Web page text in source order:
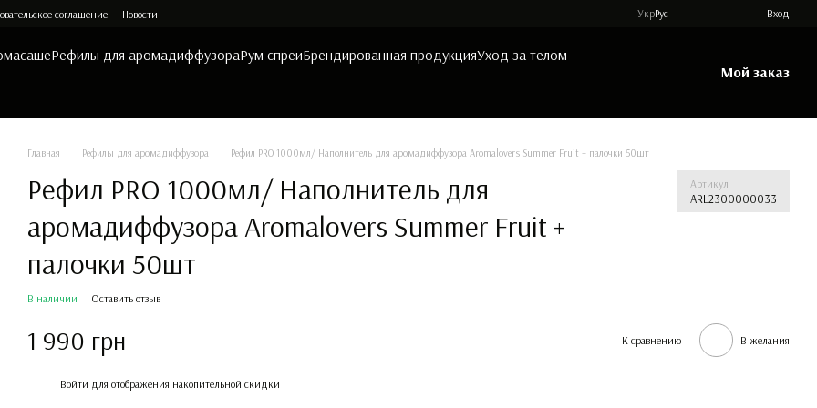
соглашение Новости УкрРус Вход
Рефилы для аромадиффузораРум спреиБрендированная продукцияУход за телом
Мой заказ
Главная Рефилы для аромадиффузора Рефил PRO 1000мл/ Наполнитель для аромадиффузора Aromalovers Summer Fruit + палочки 50шт
Рефил PRO 1000мл/ Наполнитель для
аромадиффузора Aromalovers Summer Fruit +
палочки 50шт
Артикул
ARL2300000033
В наличии Оставить отзыв
1 990 грн К сравнению В желания
Войти для отображения накопительной скидки